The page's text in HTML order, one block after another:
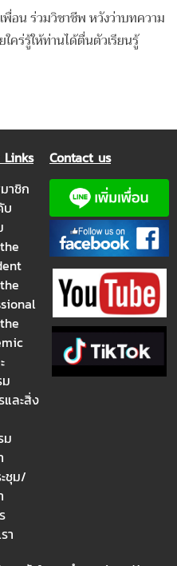
น ร่วมวิชาชีพ หวังว่าบทความ
คร่รู้ให้ท่านได้ตื่นตัวเรียนรู้
าชิก
บ
และสิ่ง
ม
ชุม/
า
Contact us